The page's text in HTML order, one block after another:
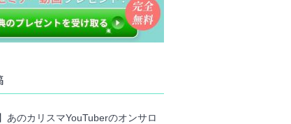
あのカリスマYouTuberのオンサロ